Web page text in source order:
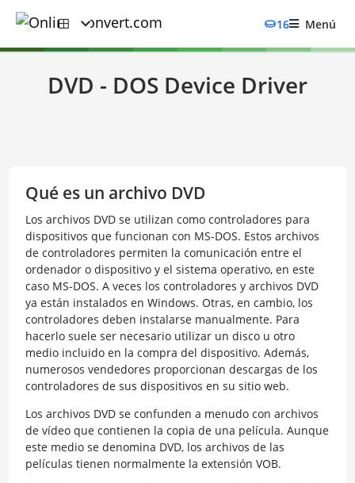
16 Menú
DVD - DOS Device Driver
Qué es un archivo DVD
Los archivos DVD se utilizan como controladores para
dispositivos que funcionan con MS-DOS. Estos archivos
de controladores permiten la comunicación entre el
ordenador o dispositivo y el sistema operativo, en este
caso MS-DOS. A veces los controladores y archivos DVD
ya están instalados en Windows. Otras, en cambio, los
controladores deben instalarse manualmente. Para
hacerlo suele ser necesario utilizar un disco u otro
medio incluido en la compra del dispositivo. Además,
numerosos vendedores proporcionan descargas de los
controladores de sus dispositivos en su sitio web.
Los archivos DVD se confunden a menudo con archivos
de vídeo que contienen la copia de una película. Aunque
este medio se denomina DVD, los archivos de las
películas tienen normalmente la extensión VOB.